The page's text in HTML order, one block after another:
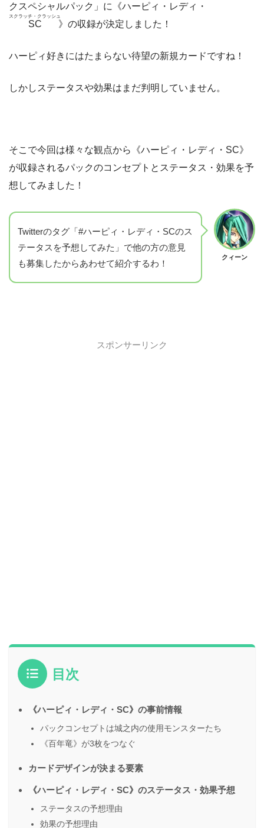
クスペシャルパック」に《ハーピィ・レディ・
SC
スクラッチ・クラッシュ
》の収録が決定しました！
ハーピィ好きにはたまらない待望の新規カードですね！
しかしステータスや効果はまだ判明していません。
そこで今回は様々な観点から《ハーピィ・レディ・SC》
が収録されるパックのコンセプトとステータス・効果を予
想してみました！
クィーン
Twitterのタグ「#ハーピィ・レディ・SCのス
テータスを予想してみた」で他の方の意見
も募集したからあわせて紹介するわ！
スポンサーリンク
目次
《ハーピィ・レディ・SC》の事前情報
パックコンセプトは城之内の使用モンスターたち
《百年竜》が3枚をつなぐ
カードデザインが決まる要素
《ハーピィ・レディ・SC》のステータス・効果予想
ステータスの予想理由
効果の予想理由